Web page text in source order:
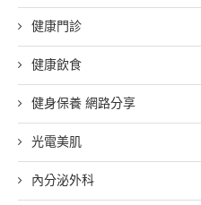
健康門診
健康飲食
健身保養 網路分享
光電美肌
內分泌外科